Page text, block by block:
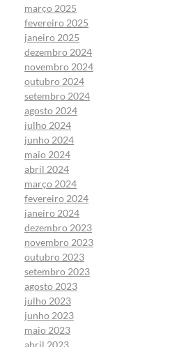
março 2025
fevereiro 2025
janeiro 2025
dezembro 2024
novembro 2024
outubro 2024
setembro 2024
agosto 2024
julho 2024
junho 2024
maio 2024
abril 2024
março 2024
fevereiro 2024
janeiro 2024
dezembro 2023
novembro 2023
outubro 2023
setembro 2023
agosto 2023
julho 2023
junho 2023
maio 2023
abril 2023